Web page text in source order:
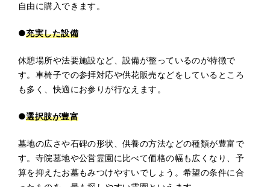
自由に購入できます。
●充実した設備
休憩場所や法要施設など、設備が整っているのが特徴で
す。車椅子での参拝対応や供花販売などをしているところ
も多く、快適にお参りが行なえます。
●選択肢が豊富
墓地の広さや石碑の形状、供養の方法などの種類が豊富で
す。寺院墓地や公営霊園に比べて価格の幅も広くなり、予
算を抑えたお墓もみつけやすいでしょう。希望の条件に合